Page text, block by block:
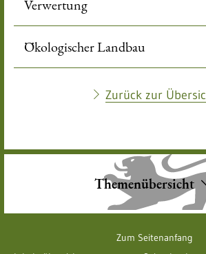
Verwertung
Ökologischer Landbau
Zurück zur
Themenübersicht
Zum Seitenanfang